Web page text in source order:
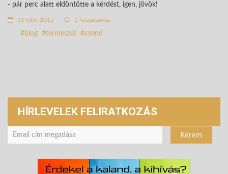
- pár perc alatt eldöntötte a kérdést, igen, jövök!
11 febr. 2015 1 hozzászólás
blog termeszet csend
HÍRLEVELEK FELIRATKOZÁS